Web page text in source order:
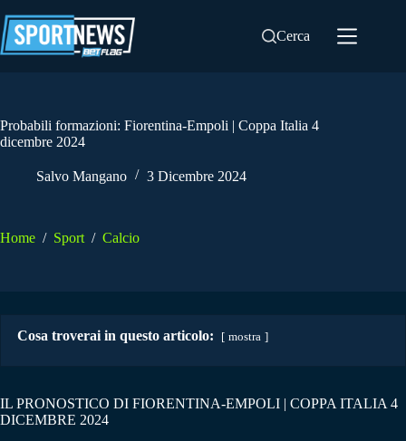
al
contenuto
Cerca
Probabili formazioni: Fiorentina-Empoli | Coppa Italia 4
dicembre 2024
Salvo Mangano 3 Dicembre 2024
Home / Sport / Calcio
Cosa troverai in questo articolo: mostra
IL PRONOSTICO DI FIORENTINA-EMPOLI | COPPA ITALIA 4
DICEMBRE 2024